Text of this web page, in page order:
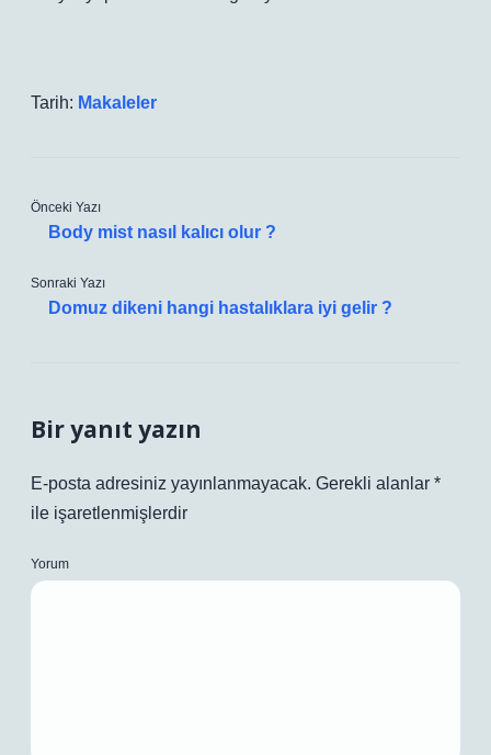
Tarih: Makaleler
Önceki Yazı
Body mist nasıl kalıcı olur ?
Sonraki Yazı
Domuz dikeni hangi hastalıklara iyi gelir ?
Bir yanıt yazın
E-posta adresiniz yayınlanmayacak. Gerekli alanlar *
ile işaretlenmişlerdir
Yorum